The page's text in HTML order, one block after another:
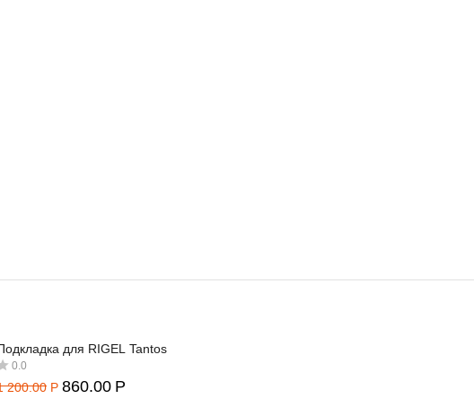
для RIGEL Tantos
200.00 Р 860.00 Р